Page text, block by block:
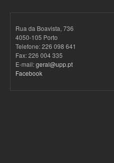
Rua da Boavista, 736
4050-105 Porto
Telefone: 226 098 641
Fax: 226 004 335
E-mail:geral@upp.pt
Facebook